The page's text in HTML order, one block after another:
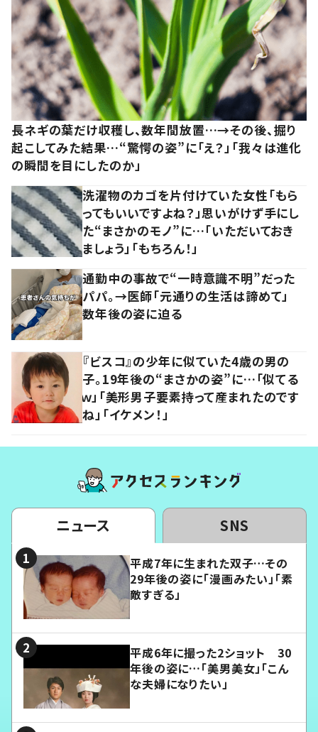
長ネギの葉だけ収穫し、数年間放置…→その後、掘り
起こしてみた結果…“驚愕の姿”に「え？」「我々は進化
の瞬間を目にしたのか」
洗濯物のカゴを片付けていた女性「もら
ってもいいですよね？」思いがけず手にし
た“まさかのモノ”に…「いただいておき
ましょう」「もちろん！」
通勤中の事故で“一時意識不明”だった
パパ。→医師「元通りの生活は諦めて」
数年後の姿に迫る
『ビスコ』の少年に似ていた4歳の男の
子。19年後の“まさかの姿”に…「似てる
ｗ」「美形男子要素持って産まれたのです
ね」「イケメン！」
ニュース SNS
平成7年に生まれた双子…その
29年後の姿に「漫画みたい」「素
敵すぎる」
平成6年に撮った2ショット 30
年後の姿に…「美男美女」「こん
な夫婦になりたい」